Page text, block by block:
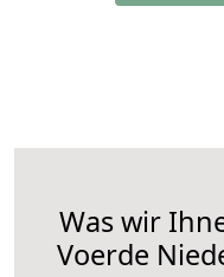
Was wir
Voerde